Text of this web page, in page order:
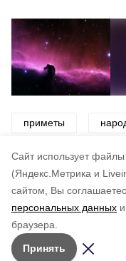
Cайт использует файлы
(Яндекс.Метрика и
сайтом, Вы
персональных данных
браузера.
Принять
канал
Рассказываем о
и достоверная
приметы
предки
по
5